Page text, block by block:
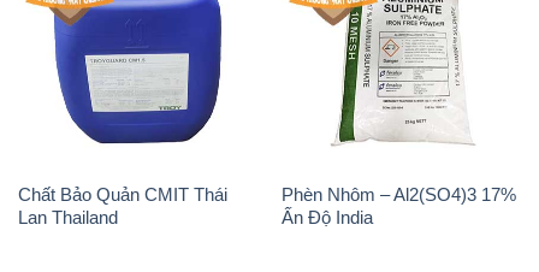
Chất Bảo Quản CMIT Thái
Lan Thailand
Phèn Nhôm – Al2(SO4)3 17%
Ấn Độ India